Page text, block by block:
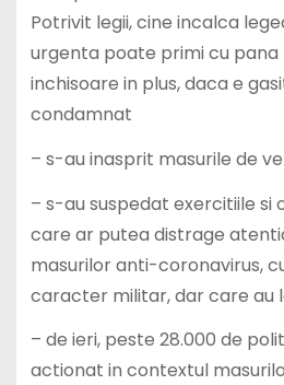
Potrivit legii, cine incalca
urgenta poate primi cu pana
inchisoare in plus, daca e
condamnat
– s-au inasprit masurile de
– s-au suspedat exercitiile
care ar putea distrage
masurilor anti-coronavirus,
caracter militar, dar care au
– de ieri, peste 28.000 de
actionat in contextul